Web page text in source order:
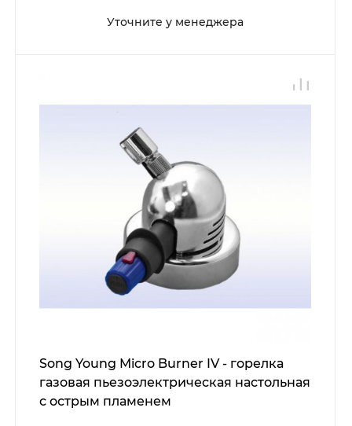
Уточните у менеджера
Song Young Micro Burner IV - горелка
газовая пьезоэлектрическая настольная
с острым пламенем